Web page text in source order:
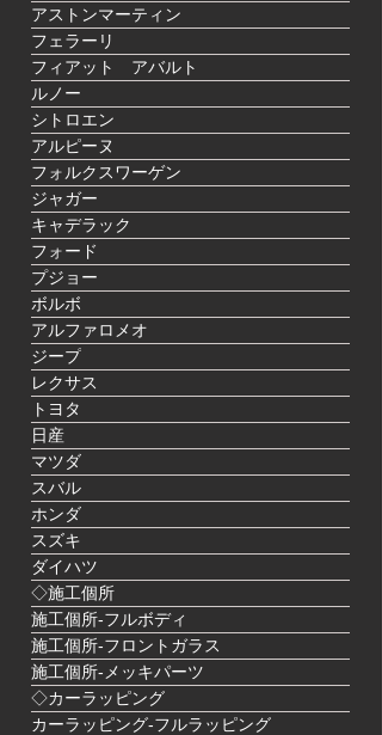
アストンマーティン
フェラーリ
フィアット アバルト
ルノー
シトロエン
アルピーヌ
フォルクスワーゲン
ジャガー
キャデラック
フォード
プジョー
ボルボ
アルファロメオ
ジープ
レクサス
トヨタ
日産
マツダ
スバル
ホンダ
スズキ
ダイハツ
◇施工個所
施工個所-フルボディ
施工個所-フロントガラス
施工個所-メッキパーツ
◇カーラッピング
カーラッピング-フルラッピング